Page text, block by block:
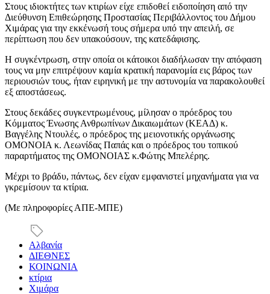
Στους ιδιοκτήτες των κτιρίων είχε επιδοθεί ειδοποίηση από την
Διεύθυνση Επιθεώρησης Προστασίας Περιβάλλοντος του Δήμου
Χιμάρας για την εκκένωσή τους σήμερα υπό την απειλή, σε
περίπτωση που δεν υπακούσουν, της κατεδάφισης.
Η συγκέντρωση, στην οποία οι κάτοικοι διαδήλωσαν την απόφαση
τους να μην επιτρέψουν καμία κρατική παρανομία εις βάρος των
περιουσιών τους, ήταν ειρηνική με την αστυνομία να παρακολουθεί
εξ αποστάσεως.
Στους δεκάδες συγκεντρωμένους, μίλησαν ο πρόεδρος του
Κόμματος Ένωσης Ανθρωπίνων Δικαιωμάτων (ΚΕΑΔ) κ.
Βαγγέλης Ντουλές, ο πρόεδρος της μειονοτικής οργάνωσης
ΟΜΟΝΟΙΑ κ. Λεωνίδας Παπάς και ο πρόεδρος του τοπικού
παραρτήματος της ΟΜΟΝΟΙΑΣ κ.Φώτης Μπελέρης.
Μέχρι το βράδυ, πάντως, δεν είχαν εμφανιστεί μηχανήματα για να
γκρεμίσουν τα κτίρια.
(Με πληροφορίες ΑΠΕ-ΜΠΕ)
Αλβανία
ΔΙΕΘΝΕΣ
ΚΟΙΝΩΝΙΑ
κτίρια
Χιμάρα